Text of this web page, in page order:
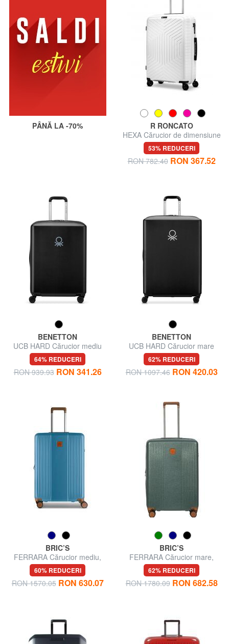
PÂNĂ LA -70%
R RONCATO
HEXA Cărucior de dimensiune
medie
53% REDUCERI
RON 782.40 RON 367.52
BENETTON
UCB HARD Cărucior mediu
64% REDUCERI
RON 939.93 RON 341.26
BENETTON
UCB HARD Cărucior mare
62% REDUCERI
RON 1097.46 RON 420.03
BRIC’S
FERRARA Cărucior mediu,
extensibil
60% REDUCERI
RON 1570.05 RON 630.07
BRIC’S
FERRARA Cărucior mare,
extensibil
62% REDUCERI
RON 1780.09 RON 682.58